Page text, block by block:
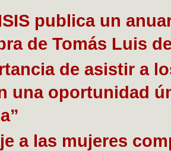
publica un
de Tomás Luis
de asistir a
una oportunidad
a las mujeres